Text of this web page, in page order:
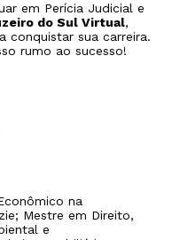
em Perícia Judicial e
do Sul Virtual,
conquistar sua carreira.
rumo ao sucesso!
na
Mestre em Direito,
e